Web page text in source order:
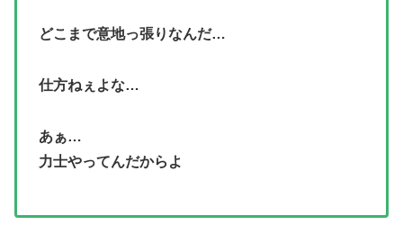
どこまで意地っ張りなんだ…
仕方ねぇよな…
あぁ…
力士やってんだからよ